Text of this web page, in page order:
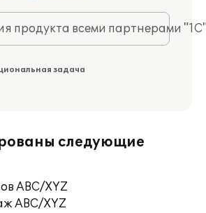
продукта всеми партнерами
задача
следующие
ABC/XYZ
ABC/XYZ